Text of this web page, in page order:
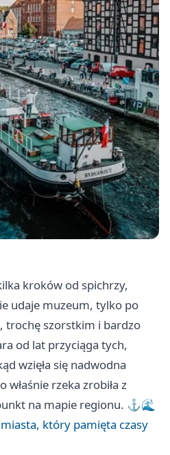
kroków od spichrzy,
udaje muzeum, tylko po
trochę szorstkim i bardzo
od lat przyciąga tych,
wzięła się nadwodna
właśnie rzeka zrobiła z
na mapie regionu. ⚓🌊
który pamięta czasy